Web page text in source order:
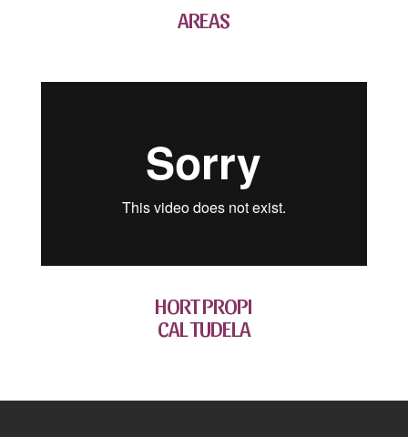
AREAS
HORT PROPI
CAL TUDELA